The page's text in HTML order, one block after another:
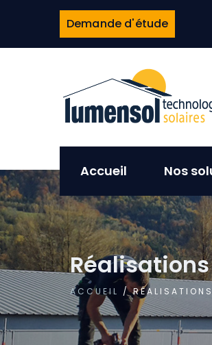
Demande d'étude
Accueil Nos
Réalisations
ACCUEIL / RÉALISATIONS